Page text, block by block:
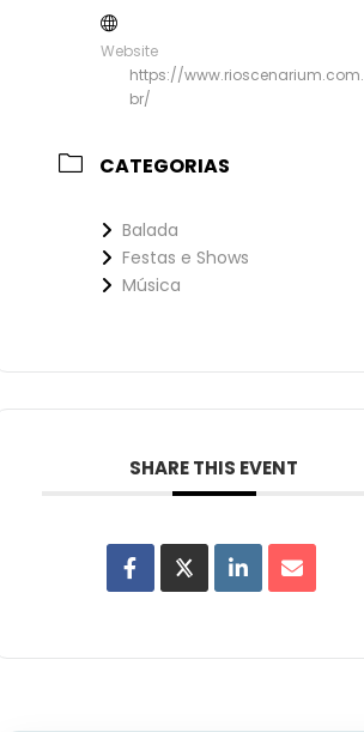
Website
https://www.rioscenarium.com.
br/
CATEGORIAS
Balada
Festas e Shows
Música
SHARE THIS EVENT